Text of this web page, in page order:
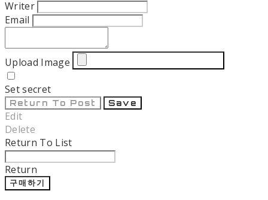
Writer
Email
Upload Image
Set secret
Return To Post Save
Edit
Delete
Return To List
Return
구매하기